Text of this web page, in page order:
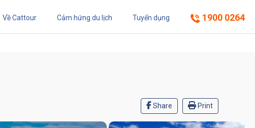
Về Cattour Cảm hứng du lịch Tuyển dụng 1900 0264
Share Print